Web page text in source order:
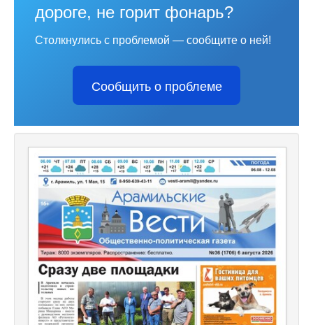
дороге, не горит фонарь?
Столкнулись с проблемой — сообщите о ней!
Сообщить о проблеме